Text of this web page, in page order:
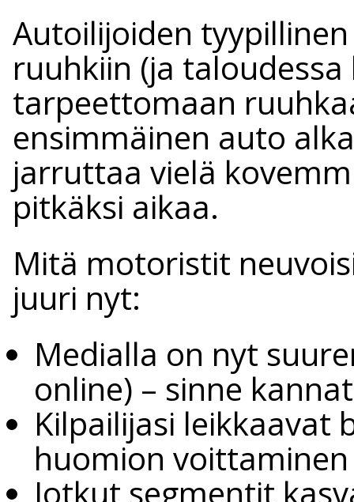
Autoilijoiden
ruuhkiin (ja taloudessa
tarpeettomaan
ensimmäinen auto
jarruttaa vielä
pitkäksi aikaa.
Mitä motoristit
juuri nyt:
Medialla on nyt
online) – sinne
Kilpailijasi leikkaavat
huomion
Jotkut segmentit